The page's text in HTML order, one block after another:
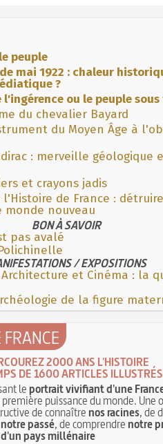
peuple
mai 1922 : chaleur
?
l'ingérence ou le peuple
du chevalier Bayard
du Moyen Âge à
: merveille géologique
et crayons jadis
de France :
nouveau
BON À SAVOIR
pas avalé
/ EXPOSITIONS
et Cinéma : la
de la figure
2000 ANS L'HISTOIRE
DE 1600 ARTICLES ILLUSTRÉS
leportrait vivifiant d'une
puissance du monde. Une
de connaîtrenos racines, de
notre passé, de comprendrenotre
pays millénaire